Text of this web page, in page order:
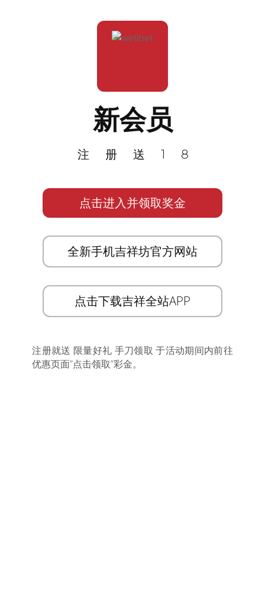
新会员
注册送18
点击进入并领取奖金
全新手机吉祥坊官方网站
点击下载吉祥全站APP
注册就送 限量好礼 手刀领取 于活动期间内前往
优惠页面”点击领取”彩金。